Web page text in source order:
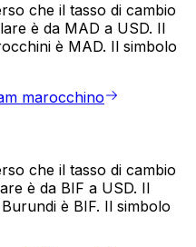
che il tasso di cambio
è da MAD a USD. Il
è MAD. Il simbolo
marocchino
che il tasso di cambio
è da BIF a USD. Il
è BIF. Il simbolo